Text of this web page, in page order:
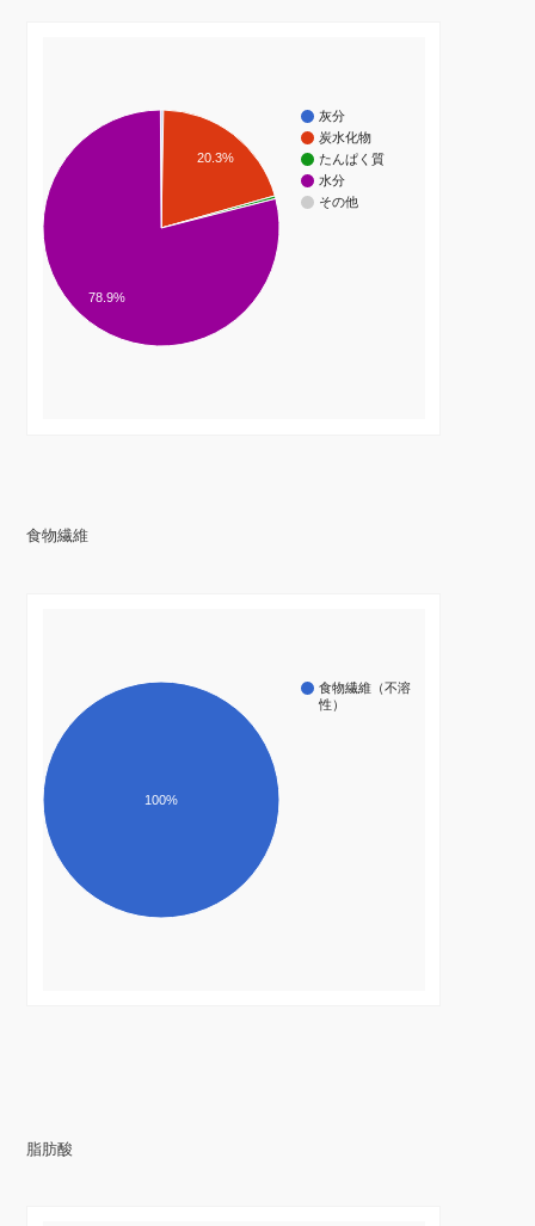
灰分
炭水化物
たんぱく質
水分
その他
20.3%
78.9%
食物繊維
食物繊維（不溶
性）
100%
脂肪酸